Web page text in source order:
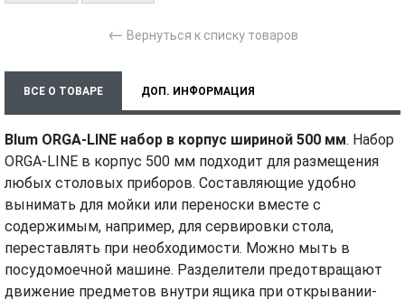
← Вернуться к списку товаров
ВСЕ О ТОВАРЕ ДОП. ИНФОРМАЦИЯ
Blum ORGA-LINE набор в корпус шириной 500 мм. Набор
ORGA-LINE в корпус 500 мм подходит для размещения
любых столовых приборов. Составляющие удобно
вынимать для мойки или переноски вместе с
содержимым, например, для сервировки стола,
переставлять при необходимости. Можно мыть в
посудомоечной машине. Разделители предотвращают
движение предметов внутри ящика при открывании-